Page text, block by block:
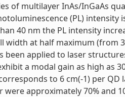
of multilayer InAs/InGaAs
(PL)
40 nm the PL intensity
width at half maximum (from
applied to laser
a modal gain as high as
to 6 cm(-1) per
were approximately 70% and